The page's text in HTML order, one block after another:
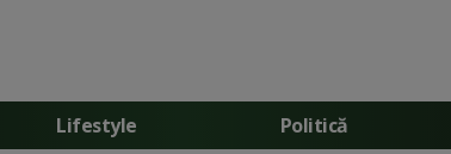
Lifestyle Politică